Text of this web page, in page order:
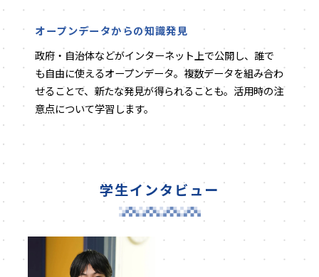
オープンデータからの知識発見
政府・自治体などがインターネット上で公開し、誰で
も自由に使えるオープンデータ。複数データを組み合わ
せることで、新たな発見が得られることも。活用時の注
意点について学習します。
学生インタビュー